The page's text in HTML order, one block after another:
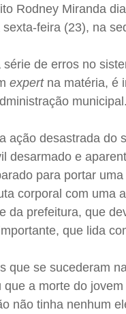
Rodney Miranda
feira (23), na
de erros no
expertna matéria, é
municipal.
ação desastrada do
desarmado e
para portar
corporal com uma
da prefeitura, que
que lida
que se sucederam
a morte do
não tinha nenhum